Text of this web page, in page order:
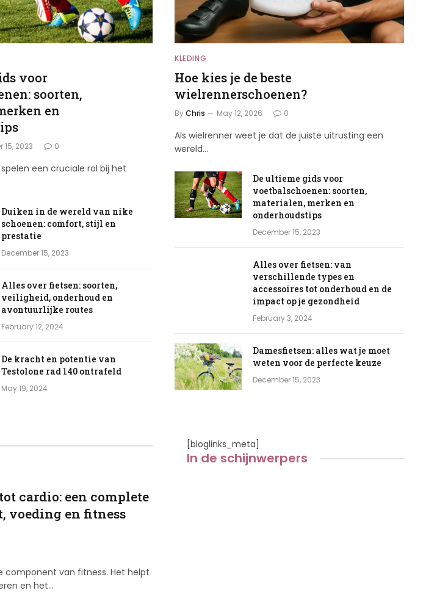
voor
soorten,
en
15, 2023 0
een cruciale rol bij het
Duiken in de wereld van nike
schoenen: comfort, stijl en
prestatie
December 15, 2023
Alles over fietsen: soorten,
veiligheid, onderhoud en
avontuurlijke routes
February 12, 2024
De kracht en potentie van
Testolone rad 140 ontrafeld
May 19, 2024
KLEDING
Hoe kies je de beste
wielrennerschoenen?
ByChris May 12, 2026 0
Als wielrenner weet je dat de juiste uitrusting een
wereld…
De ultieme gids voor
voetbalschoenen: soorten,
materialen, merken en
onderhoudstips
December 15, 2023
Alles over fietsen: van
verschillende types en
accessoires tot onderhoud en de
impact op je gezondheid
February 3, 2024
Damesfietsen: alles wat je moet
weten voor de perfecte keuze
December 15, 2023
cardio: een complete
voeding en fitness
component van fitness. Het helpt
en het…
[bloglinks_meta]
In de schijnwerpers